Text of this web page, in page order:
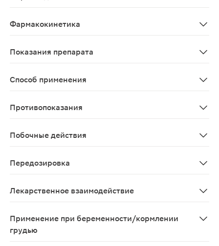
Фармакокинетика
Показания препарата
Способ применения
Противопоказания
Побочные действия
Передозировка
Лекарственное взаимодействие
Применение при беременности/кормлении
грудью